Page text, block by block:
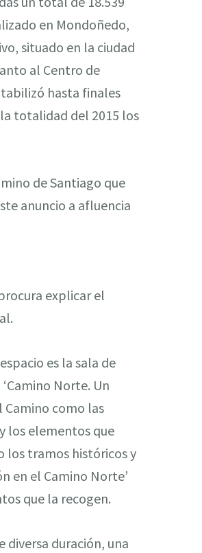
en Mondoñedo,
situado en la ciudad
al Centro de
hasta finales
totalidad del 2015 los
de Santiago que
anuncio a afluencia
explicar el
es la sala de
Norte. Un
Camino como las
los elementos que
los tramos históricos y
en el Camino Norte’
que la recogen.
diversa duración, una